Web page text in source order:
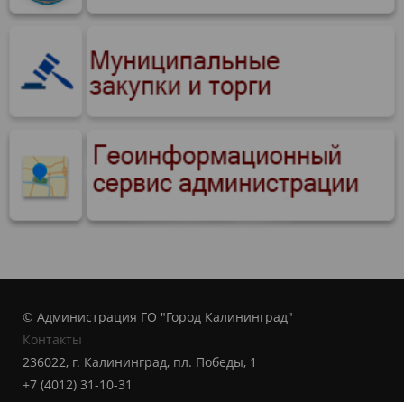
© Администрация ГО "Город Калининград"
Контакты
236022, г. Калининград, пл. Победы, 1
+7 (4012) 31-10-31